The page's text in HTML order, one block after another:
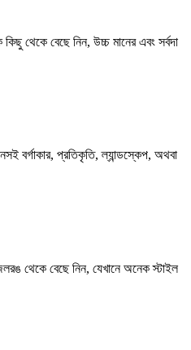
থেকে বেছে নিন, উচ্চ মানের এবং সর্বদা
বর্গাকার, প্রতিকৃতি, ল্যান্ডস্কেপ, অথবা
থেকে বেছে নিন, যেখানে অনেক স্টাইল